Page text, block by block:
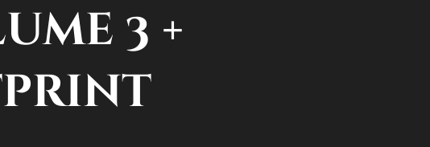
3 +